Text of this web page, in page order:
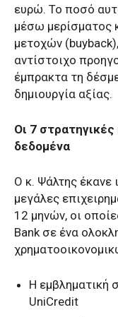
ευρώ. Το ποσό
μέσω μερίσματος
μετοχών
αντίστοιχο
έμπρακτα τη
δημιουργία αξίας.
Οι 7
δεδομένα
Ο κ. Ψάλτης έκανε
μεγάλες
12 μηνών, οι
Bank σε ένα
Η εμβληματική
UniCredit